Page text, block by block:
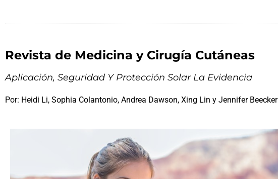
Revista de Medicina y Cirugía Cutáneas
Aplicación, Seguridad Y Protección Solar La Evidencia
Por: Heidi Li, Sophia Colantonio, Andrea Dawson, Xing Lin y Jennifer Beecker